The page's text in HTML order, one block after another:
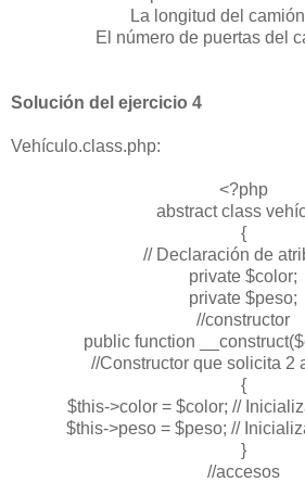
La longitud del
El número de puertas del
Solución del ejercicio 4
Vehículo.class.php:
<?php
abstract class
{
// Declaración de
private $color;
private $peso;
//constructor
public function
//Constructor que solicita 2
{
$this->color = $color; //
$this->peso = $peso; //
}
//accesos